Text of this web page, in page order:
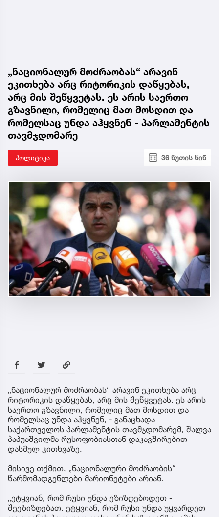
„ნაციონალურ მოძრაობას“ არავინ
ეკითხება არც რიტორიკის დაწყებას,
არც მის შეწყვეტას. ეს არის საერთო
გზავნილი, რომელიც მათ მოსდით და
რომელსაც უნდა აჰყვნენ - პარლამენტის
თავმჯდომარე
პოლიტიკა 36 წუთის წინ
„ნაციონალურ მოძრაობას“ არავინ ეკითხება არც
რიტორიკის დაწყებას, არც მის შეწყვეტას. ეს არის
საერთო გზავნილი, რომელიც მათ მოსდით და
რომელსაც უნდა აჰყვნენ, - განაცხადა
საქართველოს პარლამენტის თავმჯდომარემ, შალვა
პაპუაშვილმა რუსოფობიასთან დაკავშირებით
დასმულ კითხვაზე.
მისივე თქმით, „ნაციონალური მოძრაობის“
წარმომადგენლები მარიონეტები არიან.
„ეტყვიან, რომ რუსი უნდა ეზიზღებოდეთ -
შეეზიზღებათ. ეტყვიან, რომ რუსი უნდა უყვარდეთ